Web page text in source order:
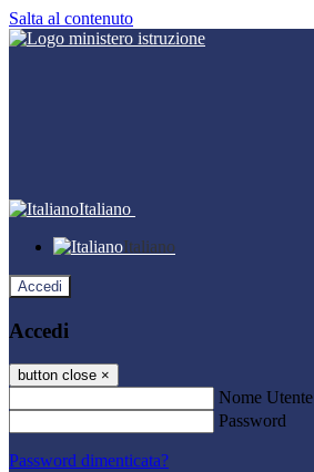
Salta al contenuto
Italiano
Italiano
Accedi
Accedi
button close ×
Nome Utente
Password
Password dimenticata?